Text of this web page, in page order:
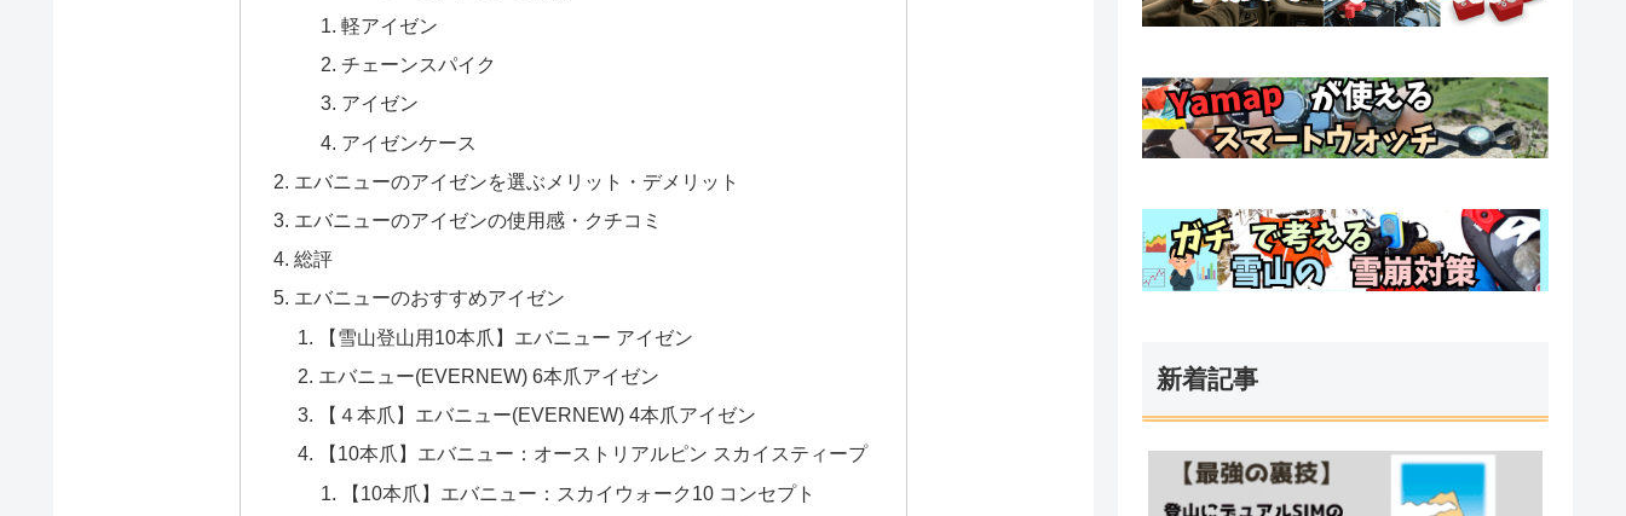
軽アイゼン
チェーンスパイク
アイゼン
アイゼンケース
エバニューのアイゼンを選ぶメリット・デメリット
エバニューのアイゼンの使用感・クチコミ
総評
エバニューのおすすめアイゼン
【雪山登山用10本爪】エバニュー アイゼン
エバニュー(EVERNEW) 6本爪アイゼン
【４本爪】エバニュー(EVERNEW) 4本爪アイゼン
【10本爪】エバニュー：オーストリアルピン スカイスティープ
【10本爪】エバニュー：スカイウォーク10 コンセプト
新着記事